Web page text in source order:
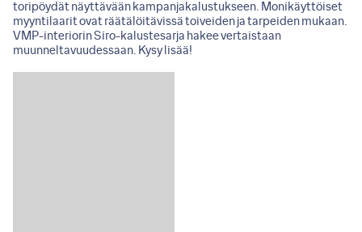
toripöydät näyttävään kampanjakalustukseen. Monikäyttöiset
myyntilaarit ovat räätälöitävissä toiveiden ja tarpeiden mukaan.
VMP-interiorin Siro-kalustesarja hakee vertaistaan
muunneltavuudessaan. Kysy lisää!